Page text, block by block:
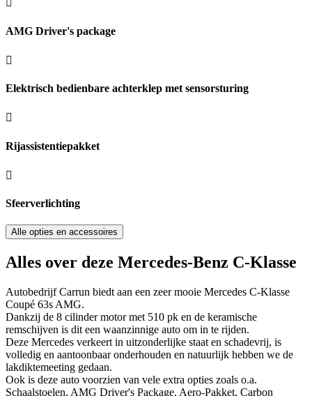
AMG Driver's package
Elektrisch bedienbare achterklep met sensorsturing
Rijassistentiepakket
Sfeerverlichting
Alle opties en accessoires
Alles over deze Mercedes-Benz C-Klasse
Autobedrijf Carrun biedt aan een zeer mooie Mercedes C-Klasse
Coupé 63s AMG.
Dankzij de 8 cilinder motor met 510 pk en de keramische
remschijven is dit een waanzinnige auto om in te rijden.
Deze Mercedes verkeert in uitzonderlijke staat en schadevrij, is
volledig en aantoonbaar onderhouden en natuurlijk hebben we de
lakdiktemeeting gedaan.
Ook is deze auto voorzien van vele extra opties zoals o.a.
Schaalstoelen, AMG Driver's Package, Aero-Pakket, Carbon